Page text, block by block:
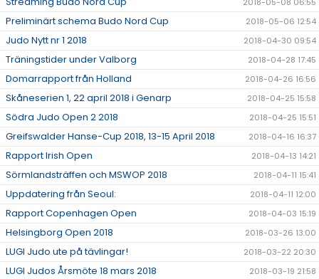
Preliminärt schema Budo Nord Cup 2018-05-06 12:54
Judo Nytt nr 1 2018 2018-04-30 09:54
Träningstider under Valborg 2018-04-28 17:45
Domarrapport från Holland 2018-04-26 16:56
Skåneserien 1, 22 april 2018 i Genarp 2018-04-25 15:58
Södra Judo Open 2 2018 2018-04-25 15:51
Greifswalder Hanse-Cup 2018, 13-15 April 2018 2018-04-16 16:37
Rapport Irish Open 2018-04-13 14:21
Sörmlandsträffen och MSWOP 2018 2018-04-11 15:41
Uppdatering från Seoul: 2018-04-11 12:00
Rapport Copenhagen Open 2018-04-03 15:19
Helsingborg Open 2018 2018-03-26 13:00
LUGI Judo ute på tävlingar! 2018-03-22 20:30
LUGI Judos Årsmöte 18 mars 2018 2018-03-19 21:58